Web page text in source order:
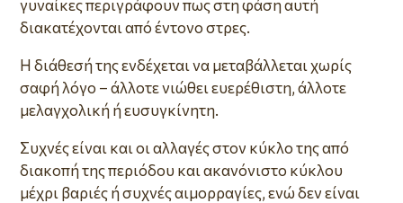
γυναίκες περιγράφουν πως στη φάση αυτή
διακατέχονται από έντονο στρες.
Η διάθεσή της ενδέχεται να μεταβάλλεται χωρίς
σαφή λόγο – άλλοτε νιώθει ευερέθιστη, άλλοτε
μελαγχολική ή ευσυγκίνητη.
Συχνές είναι και οι αλλαγές στον κύκλο της από
διακοπή της περιόδου και ακανόνιστο κύκλου
μέχρι βαριές ή συχνές αιμορραγίες, ενώ δεν είναι